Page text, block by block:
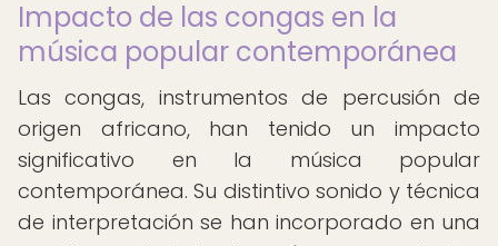
Impacto de las congas en la
música popular contemporánea
Las congas, instrumentos de percusión de
origen africano, han tenido un impacto
significativo en la música popular
contemporánea. Su distintivo sonido y técnica
de interpretación se han incorporado en una